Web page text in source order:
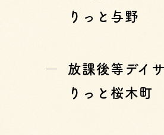
りっと与野
放課後等デイ
りっと桜木町